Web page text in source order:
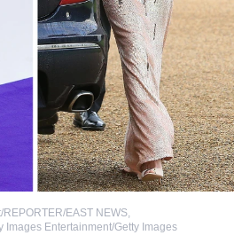
REPORTER/EAST NEWS,
Images Entertainment/Getty Images